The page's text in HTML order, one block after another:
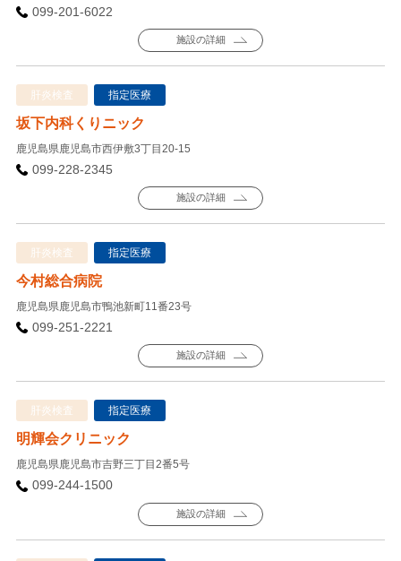
099-201-6022
施設の詳細
肝炎検査 指定医療
坂下内科くりニック
鹿児島県鹿児島市西伊敷3丁目20-15
099-228-2345
施設の詳細
肝炎検査 指定医療
今村総合病院
鹿児島県鹿児島市鴨池新町11番23号
099-251-2221
施設の詳細
肝炎検査 指定医療
明輝会クリニック
鹿児島県鹿児島市吉野三丁目2番5号
099-244-1500
施設の詳細